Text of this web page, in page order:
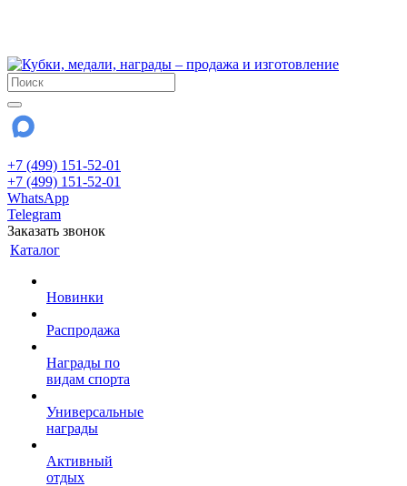
+7 (499) 151-52-01
+7 (499) 151-52-01
WhatsApp
Telegram
Заказать звонок
Каталог
Новинки
Распродажа
Награды по
видам спорта
Универсальные
награды
Активный
отдых